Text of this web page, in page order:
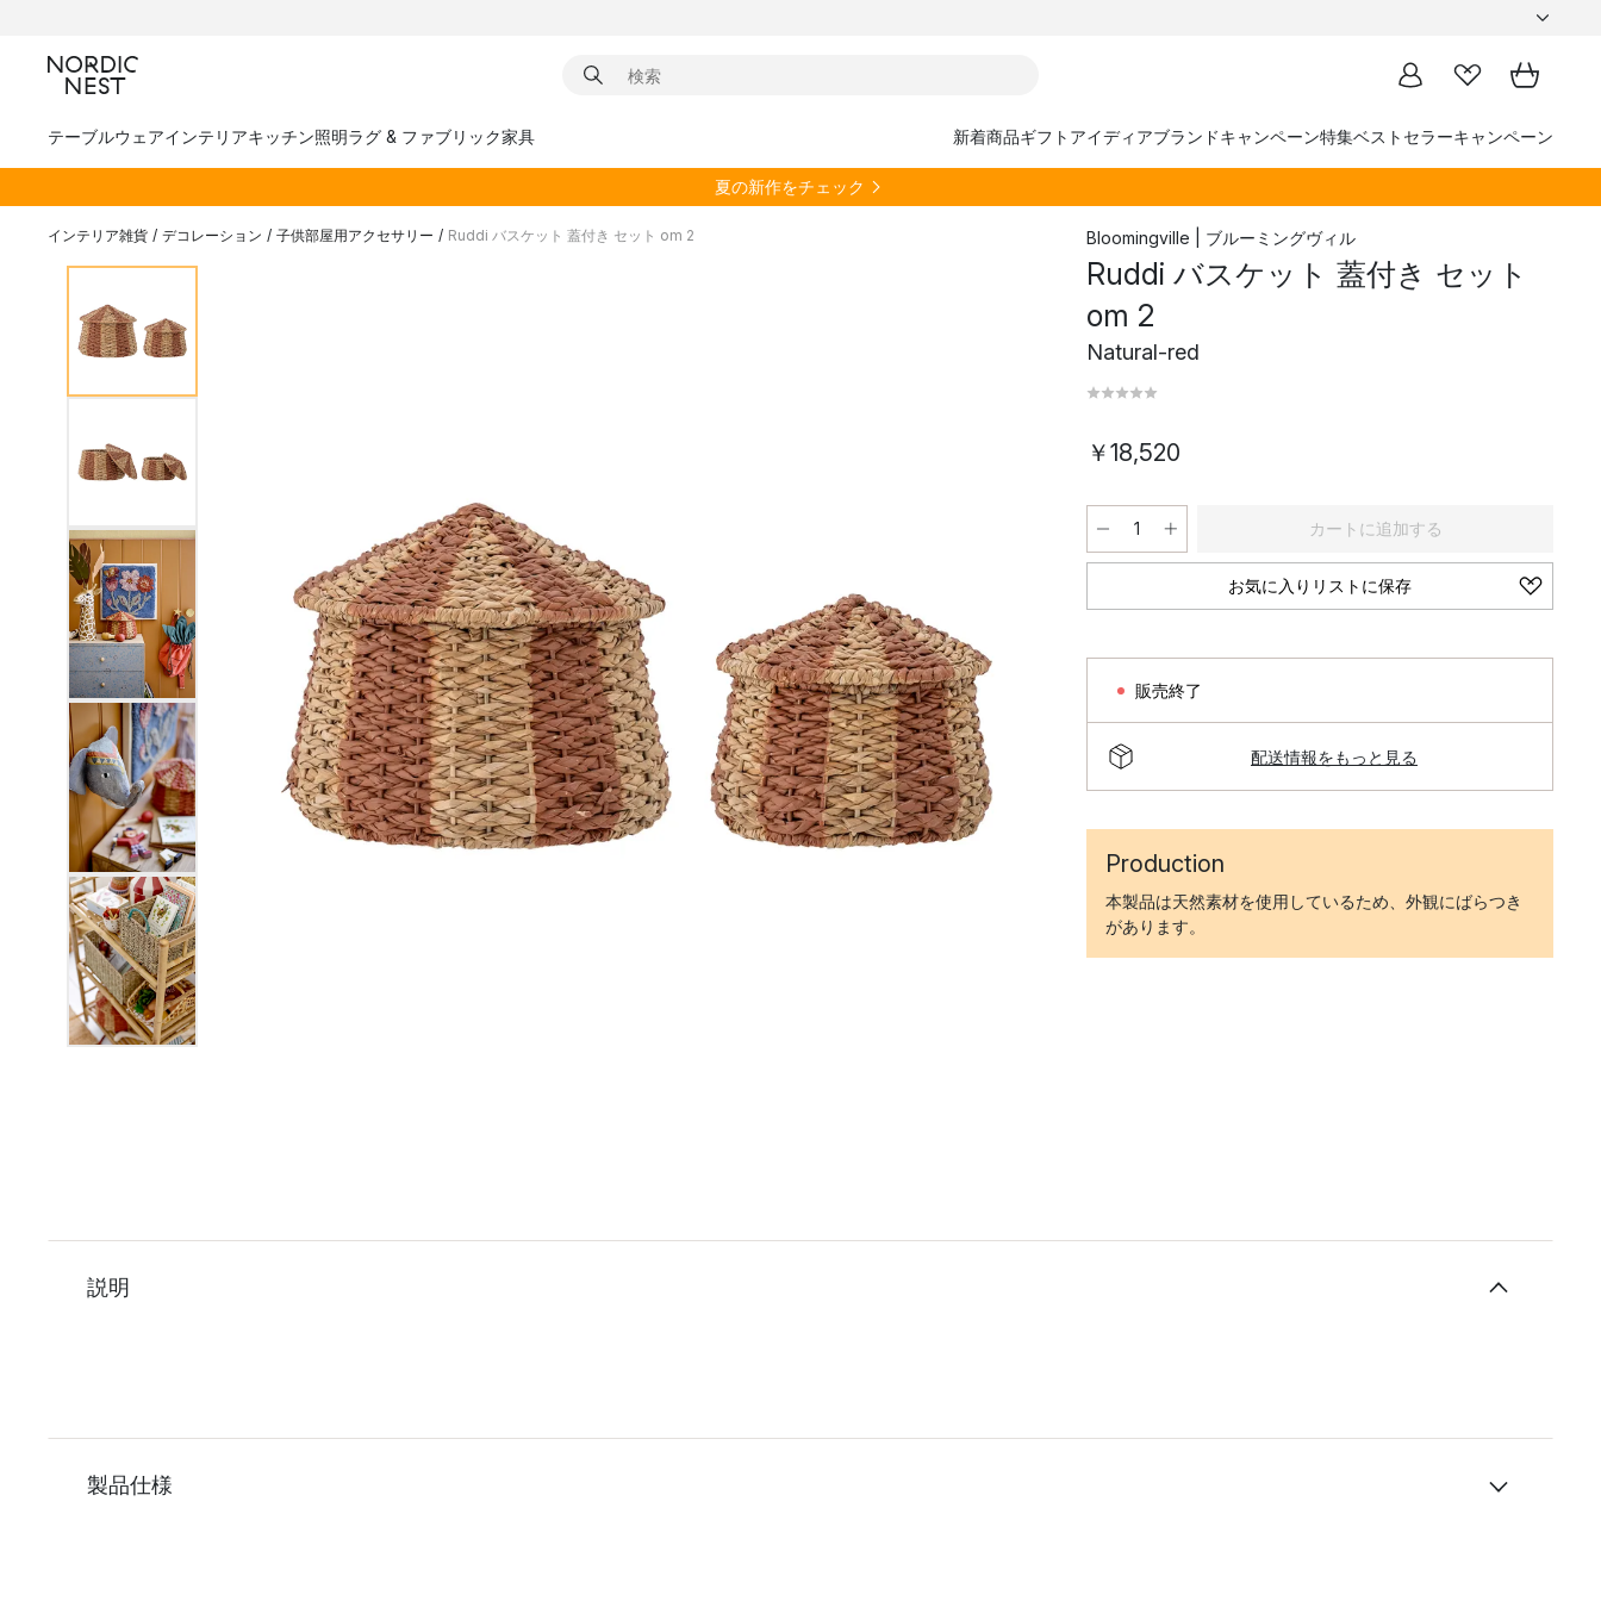
テーブルウェアインテリアキッチン照明ラグ & ファブリック家具 新着商品ギフトアイディアブランドキャンペーン特集ベストセラーキャンペーン
夏の新作をチェック
インテリア雑貨 / デコレーション / 子供部屋用アクセサリー / Ruddi バスケット 蓋付き セット om 2 Bloomingville | ブルーミングヴィル
Ruddi バスケット 蓋付き セット
om 2
Natural-red
￥18,520
カートに追加する
お気に入りリストに保存
販売終了
配送情報をもっと見る
Production
本製品は天然素材を使用しているため、外観にばらつき
があります。
説明
製品仕様